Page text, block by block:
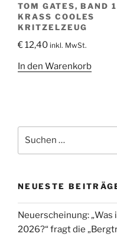
TOM GATES, BAND
KRASS COOLES
KRITZELZEUG
€12,40 inkl. MwSt.
In den Warenkorb
nach:
NEUESTE
Neuerscheinung:
2026?“ fragt die